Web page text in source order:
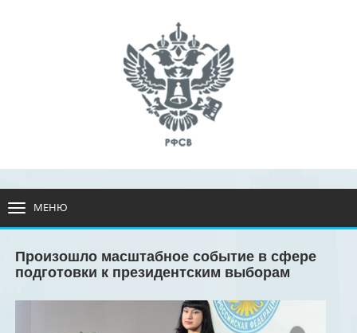
МЕНЮ
Произошло масштабное событие в сфере
подготовки к президентским выборам